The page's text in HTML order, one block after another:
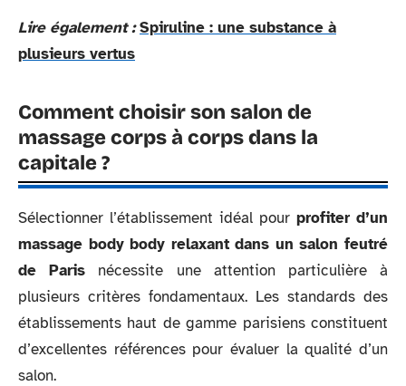
Lire également : Spiruline : une substance à
plusieurs vertus
Comment choisir son salon de
massage corps à corps dans la
capitale ?
Sélectionner l’établissement idéal pour profiter d’un
massage body body relaxant dans un salon feutré
de Paris nécessite une attention particulière à
plusieurs critères fondamentaux. Les standards des
établissements haut de gamme parisiens constituent
d’excellentes références pour évaluer la qualité d’un
salon.